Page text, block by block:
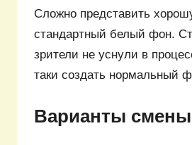
Сложно представить
стандартный белый фон.
зрители не уснули в
таки создать нормальный
Варианты